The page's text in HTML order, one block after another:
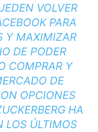
VOLVER
PARA
Y MAXIMIZAR
DE PODER
COMPRAR Y
DE
OPCIONES
HA
LOS ÚLTIMOS